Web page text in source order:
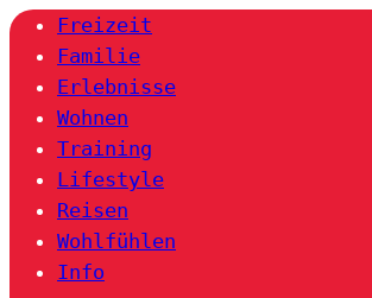
Freizeit
Familie
Erlebnisse
Wohnen
Training
Lifestyle
Reisen
Wohlfühlen
Info